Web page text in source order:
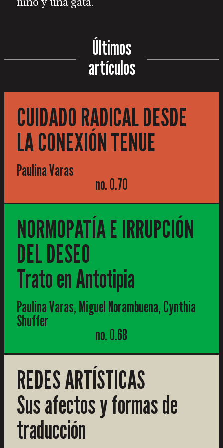
Últimos
artículos
CUIDADO RADICAL DESDE
LA CONEXIÓN TENUE
Paulina Varas
no. 0.70
NORMOPATÍA E IRRUPCIÓN
DEL DESEO
Trato en Antotipia
Paulina Varas, Miguel Norambuena, Cynthia
Shuffer
no. 0.68
REDES ARTÍSTICAS
Sus afectos y formas de
traducción